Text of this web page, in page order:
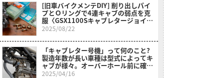
[旧車バイクメンテDIY] 削り出しパイ
プとＯリングで4連キャブの弱点を克
服〈GSX1100Sキャブレタージョイン
トセット〉
2025/08/22
「キャブレター号機」って何のこと?
製造年数が長い車種は型式によってキ
ャブが様々。オーバーホール前に確認
を〈MD50郵政カブ〉
2025/04/16